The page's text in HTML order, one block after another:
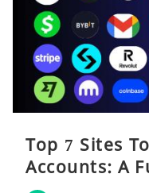
Top 7 Sites
Accounts: A